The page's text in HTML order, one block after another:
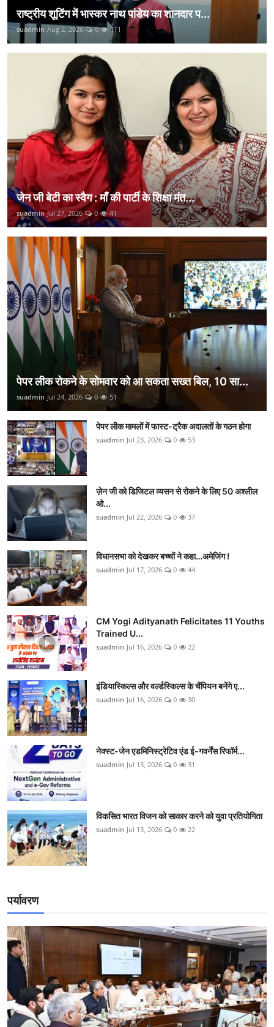
राष्ट्रीय शूटिंग में भास्कर नाथ पांडेय का शानदार प...
suadmin Aug 2, 2026 0 111
जेन जी बेटी का स्वैग : माँ की पार्टी के शिक्षा मंत...
suadmin Jul 27, 2026 0 41
पेपर लीक रोकने के सोमवार को आ सकता सख्त बिल, 10 सा...
suadmin Jul 24, 2026 0 51
पेपर लीक मामलों में फास्ट-ट्रैक अदालतों के गठन होगा
suadmin Jul 23, 2026 0 53
ज़ेन जी को डिजिटल व्यसन से रोकने के लिए 50 अश्लील
ओ...
suadmin Jul 22, 2026 0 37
विधानसभा को देखकर बच्चों ने कहा…अमेजिंग !
suadmin Jul 17, 2026 0 44
CM Yogi Adityanath Felicitates 11 Youths
Trained U...
suadmin Jul 16, 2026 0 22
इंडियास्किल्स और वर्ल्डस्किल्स के चैंपियन बनेंगे ए...
suadmin Jul 16, 2026 0 30
नेक्स्ट-जेन एडमिनिस्ट्रेटिव एंड ई-गवर्नेंस रिफॉर्म...
suadmin Jul 13, 2026 0 31
विकसित भारत विजन को साकार करने को युवा प्रतियोगिता
suadmin Jul 13, 2026 0 22
पर्यावरण